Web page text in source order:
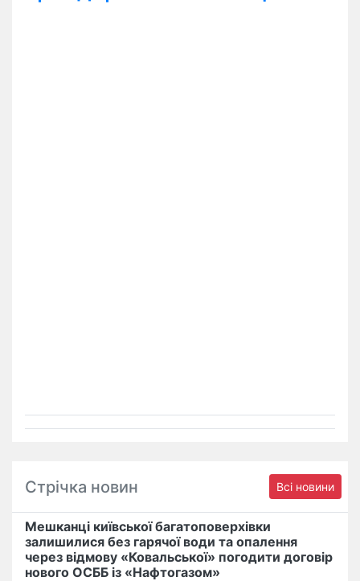
Стрічка новин Всі новини
Мешканці київської багатоповерхівки
залишилися без гарячої води та опалення
через відмову «Ковальської» погодити договір
нового ОСББ із «Нафтогазом»